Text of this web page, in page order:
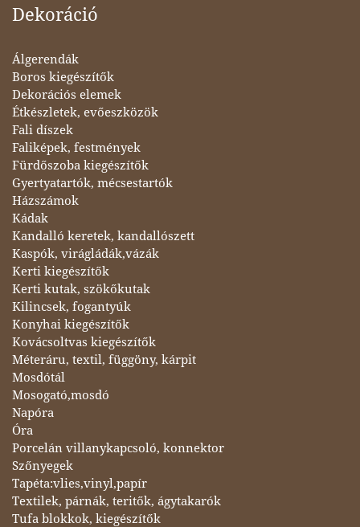
Dekoráció
Álgerendák
Boros kiegészítők
Dekorációs elemek
Étkészletek, evőeszközök
Fali díszek
Faliképek, festmények
Fürdőszoba kiegészítők
Gyertyatartók, mécsestartók
Házszámok
Kádak
Kandalló keretek, kandallószett
Kaspók, virágládák,vázák
Kerti kiegészítők
Kerti kutak, szökőkutak
Kilincsek, fogantyúk
Konyhai kiegészítők
Kovácsoltvas kiegészítők
Méteráru, textil, függöny, kárpit
Mosdótál
Mosogató,mosdó
Napóra
Óra
Porcelán villanykapcsoló, konnektor
Szőnyegek
Tapéta:vlies,vinyl,papír
Textilek, párnák, teritők, ágytakarók
Tufa blokkok, kiegészítők